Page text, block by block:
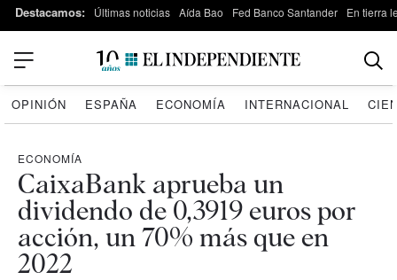
Destacamos: Últimas noticias Aída Bao Fed Banco Santander En tierra
OPINIÓN ESPAÑA ECONOMÍA INTERNACIONAL
ECONOMÍA
CaixaBank aprueba un
dividendo de 0,3919 euros por
acción, un 70% más que en
2022